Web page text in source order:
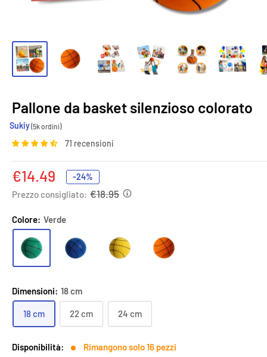
Pallone da basket silenzioso colorato
Sukiy(5k ordini)
71 recensioni
Prezzo
scontato
€14.49 -24%
Prezzo consigliato: €18.95
Colore: Verde
Dimensioni: 18 cm
18 cm 22 cm 24 cm
Disponibilità: Rimangono solo 16 pezzi